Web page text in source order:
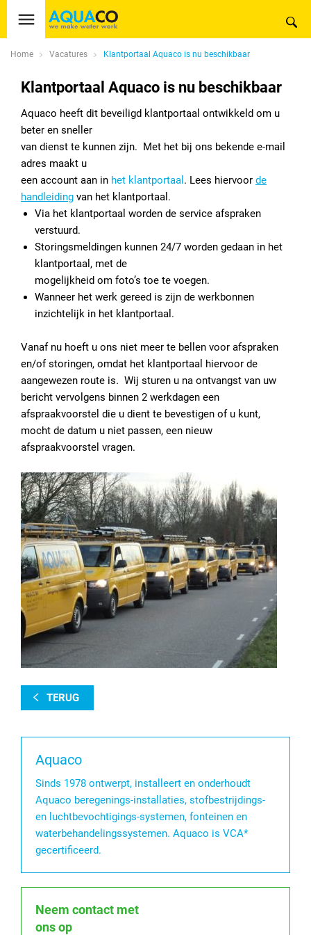
Home Vacatures Klantportaal Aquaco is nu beschikbaar
Klantportaal Aquaco is nu beschikbaar
Aquaco heeft dit beveiligd klantportaal ontwikkeld om u
beter en sneller
van dienst te kunnen zijn. Met het bij ons bekende e-mail
adres maakt u
een account aan in het klantportaal . Lees hiervoor de
handleiding van het klantportaal.
Via het klantportaal worden de service afspraken
verstuurd.
Storingsmeldingen kunnen 24/7 worden gedaan in het
klantportaal, met de
mogelijkheid om foto’s toe te voegen.
Wanneer het werk gereed is zijn de werkbonnen
inzichtelijk in het klantportaal.
Vanaf nu hoeft u ons niet meer te bellen voor afspraken
en/of storingen, omdat het klantportaal hiervoor de
aangewezen route is. Wij sturen u na ontvangst van uw
bericht vervolgens binnen 2 werkdagen een
afspraakvoorstel die u dient te bevestigen of u kunt,
mocht de datum u niet passen, een nieuw
afspraakvoorstel vragen.
TERUG
Aquaco
Sinds 1978 ontwerpt, installeert en onderhoudt
Aquaco beregenings-installaties, stofbestrijdings-
en luchtbevochtigings-systemen, fonteinen en
waterbehandelingssystemen. Aquaco is VCA*
gecertificeerd.
Neem contact met
ons op